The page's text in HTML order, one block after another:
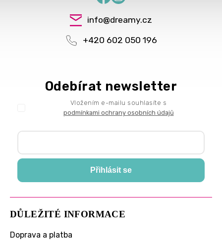
info@dreamy.cz
+420 602 050 196
DŮLEŽITÉ INFORMACE
Doprava a platba
Odebírat newsletter
Vložením e-mailu souhlasíte s
podmínkami ochrany osobních údajů
Přihlásit se